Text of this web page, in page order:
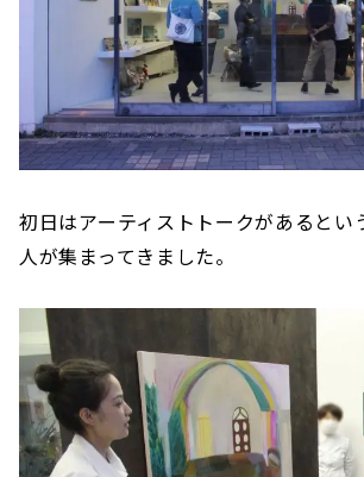
初日はアーティストトークがあるとい
人が集まってきました。